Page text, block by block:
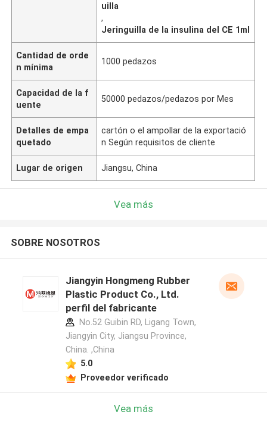
uilla
,
Jeringuilla de la insulina del CE 1ml
Cantidad de orde
n mínima
1000 pedazos
Capacidad de la f
uente
50000 pedazos/pedazos por Mes
Detalles de empa
quetado
cartón o el ampollar de la exportació
n Según requisitos de cliente
Lugar de origen Jiangsu, China
Vea más
SOBRE NOSOTROS
Jiangyin Hongmeng Rubber
Plastic Product Co., Ltd.
perfil del fabricante
No.52 Guibin RD, Ligang Town,
Jiangyin City, Jiangsu Province,
China. ,China
5.0
Proveedor verificado
Vea más